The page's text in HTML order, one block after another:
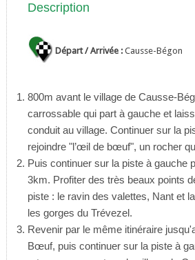
Description
Départ / Arrivée : Causse-Bégon
800m avant le village de Causse-
carrossable qui part à gauche et
conduit au village. Continuer sur la
rejoindre "l’œil de bœuf", un rocher
Puis continuer sur la piste à gauche
3km. Profiter des très beaux points
piste : le ravin des valettes, Nant et
les gorges du Trévezel.
Revenir par le même itinéraire
Bœuf, puis continuer sur la piste à